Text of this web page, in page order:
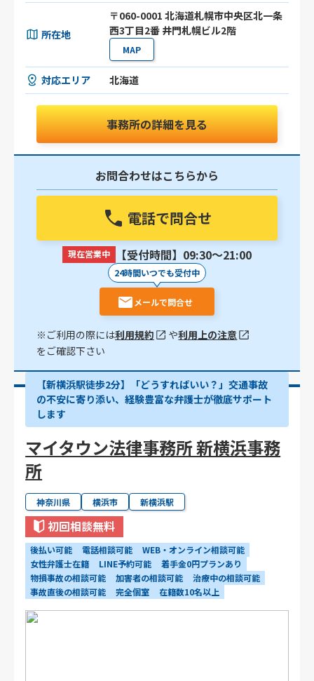
所在地
〒060-0001 北海道札幌市中央区北一条
西3丁目2番 井門札幌ビル2階
MAP
対応エリア 北海道
事務所の詳細を見る
お問合わせはこちらから
電話で問合せ
現在営業中 【受付時間】09:30〜21:00
24時間いつでも受付中
メールで問合せ
※ご利用の際には利用規約 や利用上の注意
をご確認下さい
【新横浜駅徒歩2分】「どうすればいい？」交通事故
の不安に寄り添い、経験豊富な弁護士が徹底サポート
します
マイタウン法律事務所 新横浜事務
所
神奈川県 横浜市 新横浜駅
初回相談無料
後払い可能 電話相談可能
WEB・オンライン相談可能
女性弁護士在籍
LINE予約可能
着手金0円プランあり
物損事故の相談可能
加害者の相談可能
治療中の相談可能
事故直後の相談可能
完全個室 在籍数10名以上